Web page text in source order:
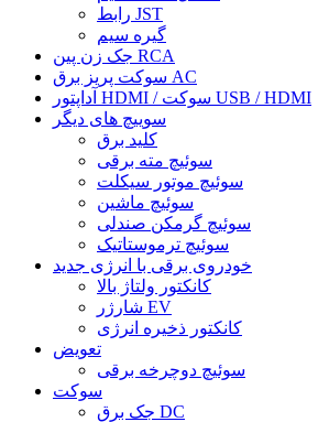
رابط JST
گیره سیم
جک زن پین RCA
سوکت پریز برق AC
آداپتور HDMI / سوکت USB / HDMI
سوییچ های دیگر
کلید برق
سوئیچ مته برقی
سوئیچ موتور سیکلت
سوئیچ ماشین
سوئیچ گرمکن صندلی
سوئیچ ترموستاتیک
خودروی برقی با انرژی جدید
کانکتور ولتاژ بالا
شارژر EV
کانکتور ذخیره انرژی
تعویض
سوئیچ دوچرخه برقی
سوکت
جک برق DC